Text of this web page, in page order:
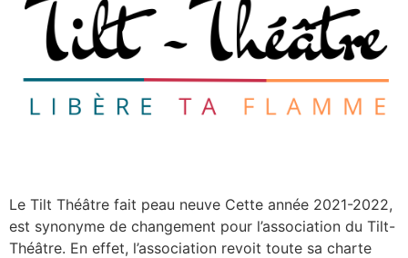
Le Tilt Théâtre fait peau neuve Cette année 2021-2022,
est synonyme de changement pour l’association du Tilt-
Théâtre. En effet, l’association revoit toute sa charte